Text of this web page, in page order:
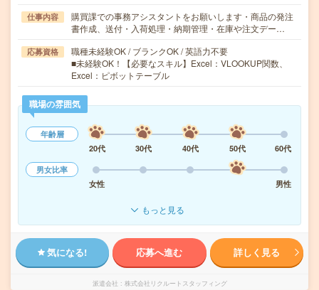
仕事内容
購買課での事務アシスタントをお願いします・商品の発注
書作成、送付・入荷処理・納期管理・在庫や注文デー…
応募資格
職種未経験OK / ブランクOK / 英語力不要
■未経験OK！【必要なスキル】Excel：VLOOKUP関数、
Excel：ピボットテーブル
職場の雰囲気
年齢層
20代
30代 40代 50代
60代
男女比率
女性
男性
もっと見る
気になる! 応募へ進む 詳しく見る
派遣会社 株式会社リクルートスタッフィング